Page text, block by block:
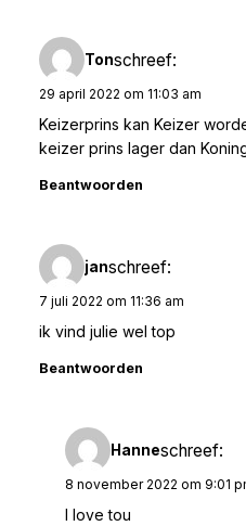
Tonschreef:
29 april 2022 om 11:03 am
Keizerprins kan Keizer
keizer prins lager dan
Beantwoorden
janschreef:
7 juli 2022 om 11:36 am
ik vind julie wel top
Beantwoorden
Hanneschreef:
8 november 2022 om 9:01
I love tou